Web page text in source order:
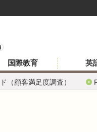
（顧客満足度調査）
国際教育 英